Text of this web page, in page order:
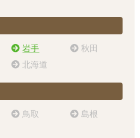
岩手
秋田
北海道
鳥取
島根